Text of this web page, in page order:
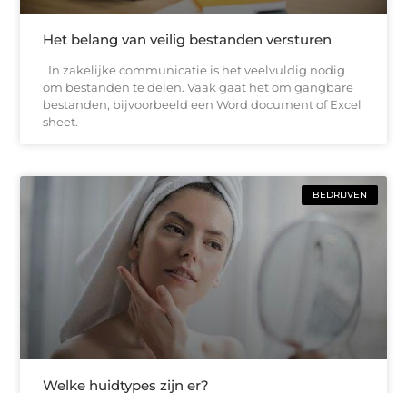
Het belang van veilig bestanden versturen
In zakelijke communicatie is het veelvuldig nodig
om bestanden te delen. Vaak gaat het om gangbare
bestanden, bijvoorbeeld een Word document of Excel
sheet.
BEDRIJVEN
Welke huidtypes zijn er?